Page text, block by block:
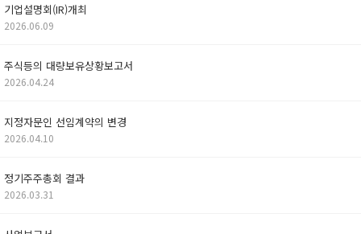
기업설명회(IR)개최
2026.06.09
주식등의 대량보유상황보고서
2026.04.24
지정자문인 선임계약의 변경
2026.04.10
정기주주총회 결과
2026.03.31